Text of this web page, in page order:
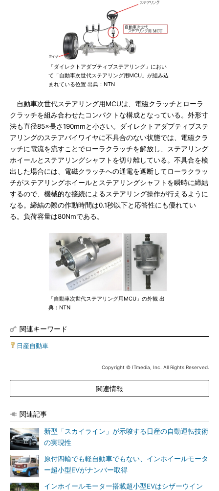
「ダイレクトアダプティブステアリング」におい
て「自動車次世代ステアリング用MCU」が組み込
まれている位置 出典：NTN
自動車次世代ステアリング用MCUは、電磁クラッチとローラ
クラッチを組み合わせたコンパクトな構成となっている。外形寸
法も直径85×長さ190mmと小さい。ダイレクトアダプティブステ
アリングのステアバイワイヤに不具合のない状態では、電磁クラ
ッチに電流を流すことでローラクラッチを解放し、ステアリング
ホイールとステアリングシャフトを切り離している。不具合を検
出した場合には、電磁クラッチへの通電を遮断してローラクラッ
チがステアリングホイールとステアリングシャフトを瞬時に締結
するので、機械的な接続によるステアリング操作が行えるように
なる。締結の際の作動時間は0.1秒以下と応答性にも優れてい
る。負荷容量は80Nmである。
「自動車次世代ステアリング用MCU」の外観 出
典：NTN
関連キーワード
日産自動車
Copyright © ITmedia, Inc. All Rights Reserved.
関連情報
関連記事
新型「スカイライン」が示唆する日産の自動運転技術
の実現性
原付四輪でも軽自動車でもない、インホイールモータ
ー超小型EVがナンバー取得
インホイールモーター搭載超小型EVはシザーウイン